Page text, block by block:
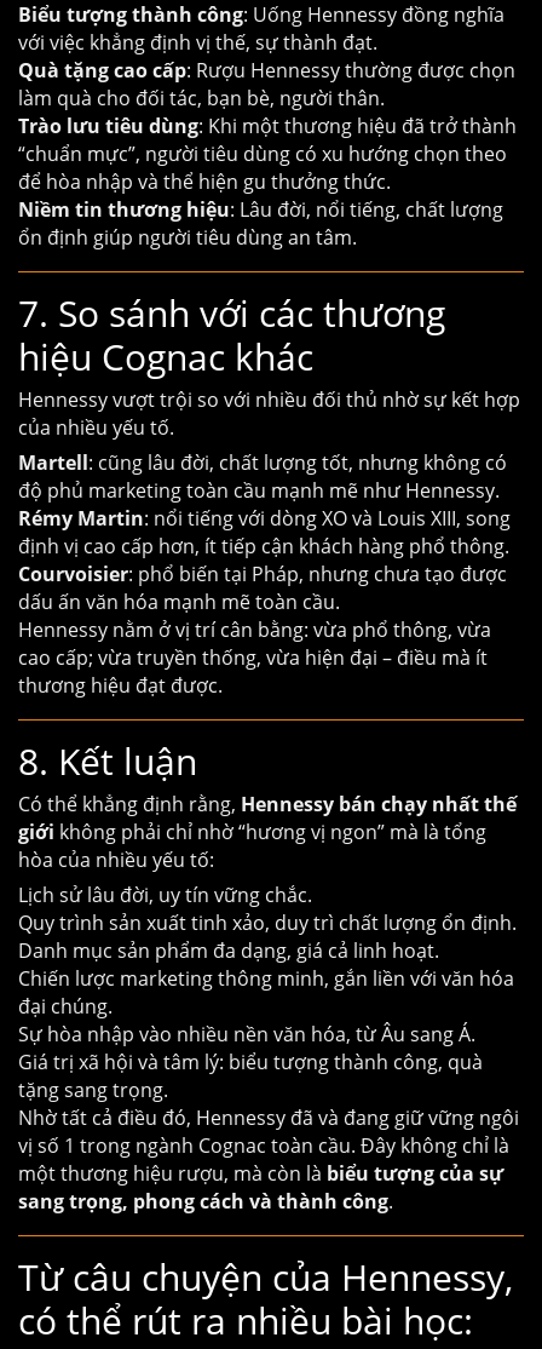
Biểu tượng thành công: Uống Hennessy đồng nghĩa
với việc khẳng định vị thế, sự thành đạt.
Quà tặng cao cấp: Rượu Hennessy thường được chọn
làm quà cho đối tác, bạn bè, người thân.
Trào lưu tiêu dùng: Khi một thương hiệu đã trở thành
“chuẩn mực”, người tiêu dùng có xu hướng chọn theo
để hòa nhập và thể hiện gu thưởng thức.
Niềm tin thương hiệu: Lâu đời, nổi tiếng, chất lượng
ổn định giúp người tiêu dùng an tâm.
7. So sánh với các thương
hiệu Cognac khác
Hennessy vượt trội so với nhiều đối thủ nhờ sự kết hợp
của nhiều yếu tố.
Martell: cũng lâu đời, chất lượng tốt, nhưng không có
độ phủ marketing toàn cầu mạnh mẽ như Hennessy.
Rémy Martin: nổi tiếng với dòng XO và Louis XIII, song
định vị cao cấp hơn, ít tiếp cận khách hàng phổ thông.
Courvoisier: phổ biến tại Pháp, nhưng chưa tạo được
dấu ấn văn hóa mạnh mẽ toàn cầu.
Hennessy nằm ở vị trí cân bằng: vừa phổ thông, vừa
cao cấp; vừa truyền thống, vừa hiện đại – điều mà ít
thương hiệu đạt được.
8. Kết luận
Có thể khẳng định rằng, Hennessy bán chạy nhất thế
giới không phải chỉ nhờ “hương vị ngon” mà là tổng
hòa của nhiều yếu tố:
Lịch sử lâu đời, uy tín vững chắc.
Quy trình sản xuất tinh xảo, duy trì chất lượng ổn định.
Danh mục sản phẩm đa dạng, giá cả linh hoạt.
Chiến lược marketing thông minh, gắn liền với văn hóa
đại chúng.
Sự hòa nhập vào nhiều nền văn hóa, từ Âu sang Á.
Giá trị xã hội và tâm lý: biểu tượng thành công, quà
tặng sang trọng.
Nhờ tất cả điều đó, Hennessy đã và đang giữ vững ngôi
vị số 1 trong ngành Cognac toàn cầu. Đây không chỉ là
một thương hiệu rượu, mà còn là biểu tượng của sự
sang trọng, phong cách và thành công.
Từ câu chuyện của Hennessy,
có thể rút ra nhiều bài học: